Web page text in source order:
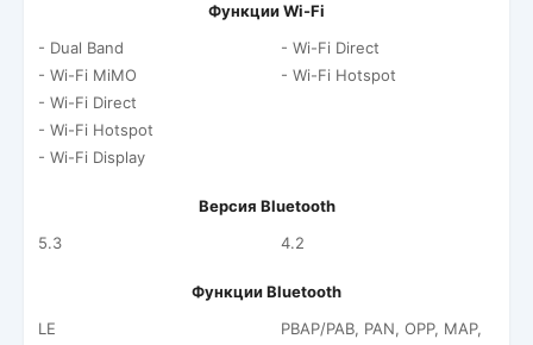
Функции Wi-Fi
- Dual Band
- Wi-Fi MiMO
- Wi-Fi Direct
- Wi-Fi Hotspot
- Wi-Fi Display
- Wi-Fi Direct
- Wi-Fi Hotspot
Версия Bluetooth
5.3
4.2
Функции Bluetooth
LE
PBAP/PAB, PAN, OPP, MAP,